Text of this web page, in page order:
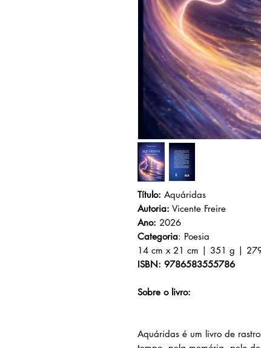
Título: Aquáridas
Autoria: Vicente Freire
Ano: 2026
Categoria: Poesia
14 cm x 21 cm | 351 g |
ISBN: 9786583555786
Sobre o livro:
Aquáridas é um livro de